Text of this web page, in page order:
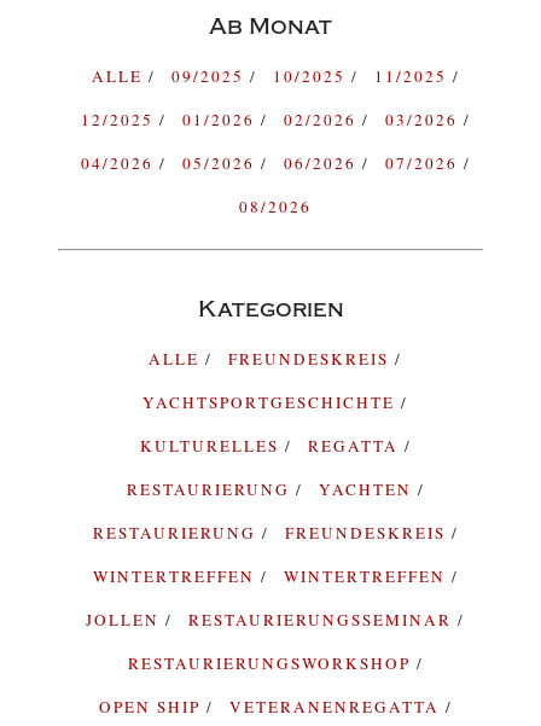
Ab Monat
ALLE 09/2025 10/2025
11/2025
12/2025
01/2026 02/2026
03/2026
04/2026
05/2026 06/2026
07/2026
08/2026
Kategorien
ALLE
FREUNDESKREIS
YACHTSPORTGESCHICHTE
KULTURELLES
REGATTA
RESTAURIERUNG
YACHTEN
RESTAURIERUNG
FREUNDESKREIS
WINTERTREFFEN
WINTERTREFFEN
JOLLEN
RESTAURIERUNGSSEMINAR
RESTAURIERUNGSWORKSHOP
OPEN SHIP
VETERANENREGATTA